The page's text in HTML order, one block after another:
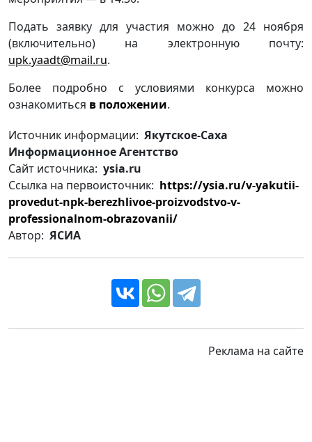
Подать заявку для участия можно до 24 ноября
(включительно) на электронную почту:
upk.yaadt@mail.ru.
Более подробно с условиями конкурса можно
ознакомиться в положении.
Источник информации: Якутское-Саха
Информационное Агентство
Сайт источника: ysia.ru
Ссылка на первоисточник: https://ysia.ru/v-yakutii-
provedut-npk-berezhlivoe-proizvodstvo-v-
professionalnom-obrazovanii/
Автор: ЯСИА
Реклама на сайте